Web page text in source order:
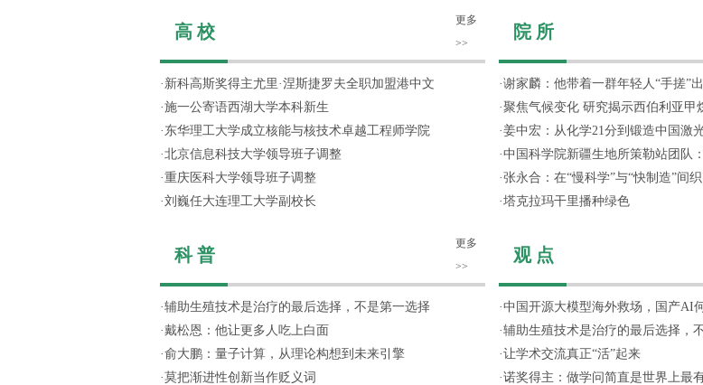
高 校
更多
>>
· 新科高斯奖得主尤里·涅斯捷罗夫全职加盟港中文
·施一公寄语西湖大学本科新生
· 东华理工大学成立核能与核技术卓越工程师学院
·北京信息科技大学领导班子调整
·重庆医科大学领导班子调整
·刘巍任大连理工大学副校长
科 普
更多
>>
·辅助生殖技术是治疗的最后选择，不是第一选择
·戴松恩：他让更多人吃上白面
·俞大鹏：量子计算，从理论构想到未来引擎
·莫把渐进性创新当作贬义词
院 所
·谢家麟：他带着一群年轻人“手搓”
·聚焦气候变化 研究揭示西伯利亚甲
·姜中宏：从化学21分到锻造中国激
·中国科学院新疆生地所策勒站团队
·张永合：在“慢科学”与“快制造”间织
·塔克拉玛干里播种绿色
观 点
·中国开源大模型海外救场，国产AI
·辅助生殖技术是治疗的最后选择，
·让学术交流真正“活”起来
·诺奖得主：做学问简直是世界上最